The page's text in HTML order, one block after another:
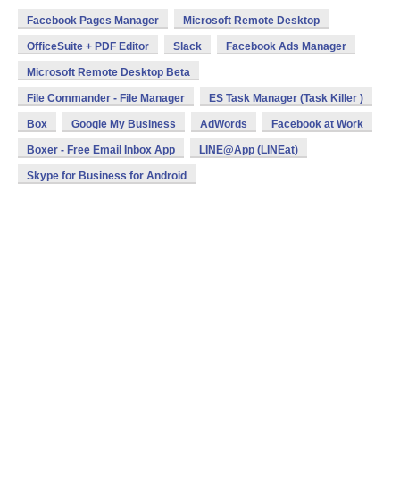
Facebook Pages Manager Microsoft Remote Desktop
OfficeSuite + PDF Editor Slack Facebook Ads Manager
Microsoft Remote Desktop Beta
File Commander - File Manager ES Task Manager (Task Killer )
Box Google My Business AdWords Facebook at Work
Boxer - Free Email Inbox App LINE@App (LINEat)
Skype for Business for Android